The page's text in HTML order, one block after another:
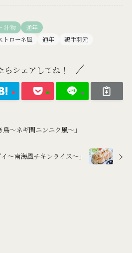
汁物
通年
トローネ風 通年 鶏手羽元
らシェアしてね！
～ネギ間ニンニク風～」
～南海風チキンライス～」